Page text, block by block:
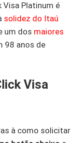
Visa Platinum é
solidez do Itaú
um dos maiores
98 anos de
Visa
à como solicitar